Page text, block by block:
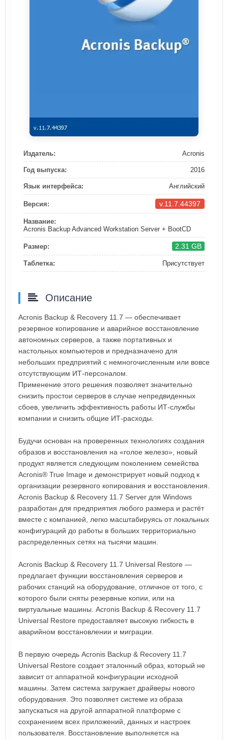
Издатель: Acronis
Год выпуска: 2016
Язык интерфейса: Английский
Версия: v.11.7.44397
Название:
Acronis Backup Advanced Workstation Server + BootCD
Размер: 2.31 GB
Таблетка: Присутствует
Описание
Acronis Backup & Recovery 11.7 — обеспечивает
резервное копирование и аварийное восстановление
автономных серверов, а также портативных и
настольных компьютеров и предназначено для
небольших предприятий с немногочисленным или вовсе
отсутствующим ИТ-персоналом.
Применение этого решения позволяет значительно
снизить простои серверов в случае непредвиденных
сбоев, увеличить эффективность работы ИТ-службы
компании и снизить общие ИТ-расходы.
Будучи основан на проверенных технологиях создания
образов и восстановления на «голое железо», новый
продукт является следующим поколением семейства
Acronis® True Image и демонстрирует новый подход к
организации резервного копирования и восстановления.
Acronis Backup & Recovery 11.7 Server для Windows
разработан для предприятия любого размера и растёт
вместе с компанией, легко масштабируясь от локальных
конфигураций до работы в больших территориально
распределенных сетях на тысячи машин.
Acronis Backup & Recovery 11.7 Universal Restore —
предлагает функции восстановления серверов и
рабочих станций на оборудование, отличное от того, с
которого были сняты резервные копии, или на
виртуальные машины. Acronis Backup & Recovery 11.7
Universal Restore предоставляет высокую гибкость в
аварийном восстановлении и миграции.
В первую очередь Acronis Backup & Recovery 11.7
Universal Restore создает эталонный образ, который не
зависит от аппаратной конфигурации исходной
машины. Затем система загружает драйверы нового
оборудования. Это позволяет системе из образа
запускаться на другой аппаратной платформе с
сохранением всех приложений, данных и настроек
пользователя. Восстановление выполняется на